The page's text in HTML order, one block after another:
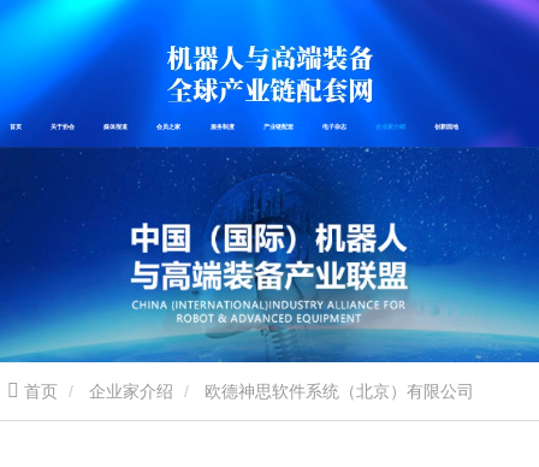
首页 关于协会 媒体报道 会员之家 服务制度 产业链配套 电子杂志 企业家介绍 创新园地
首页 企业家介绍 欧德神思软件系统（北京）有限公司